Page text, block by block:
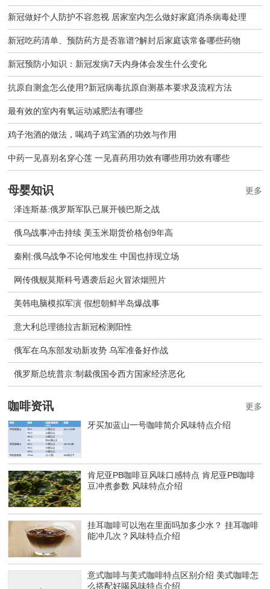
新冠做好个人防护不容忽视 居家室内怎么做好家庭消杀病毒处理
新冠吃药清单、预防药方是否靠谱?解封后家庭该常备哪些药物
新冠预防小知识：新冠发病7天内身体会发生什么变化
抗原自测盒怎么使用?新冠病毒抗原自测基本要求及流程方法
最有效的室内有氧运动减肥法有哪些
鸡子泡酒的做法，喝鸡子鸡宝酒的功效与作用
中药一见喜别名穿心莲 一见喜药用功效有哪些用功效有哪些
母婴知识
泽连斯基:俄罗斯军队已展开顿巴斯之战
俄乌战事冲击持续 美玉米期货价格创9年高
秦刚:俄乌战争不论何地发生 中国也持现立场
网传俄舰莫斯科号遇袭后起火冒浓烟照片
美韩电脑模拟军演 假想朝鲜半岛爆战事
意大利总理德拉吉新冠检测阳性
俄军在乌东部发动新攻势 乌军准备好作战
​俄罗斯总统普京:制裁俄国令西方国家经济恶化
更多
咖啡资讯
牙买加蓝山一号咖啡简介风味特点介绍
肯尼亚PB咖啡豆风味口感特点 肯尼亚PB咖啡
豆冲煮参数 风味特点介绍
挂耳咖啡可以泡在里面吗加多少水？ 挂耳咖啡
能冲几次？风味特点介绍
意式咖啡与美式咖啡特点区别介绍 美式咖啡怎
么搭配好喝风味特点介绍
更多